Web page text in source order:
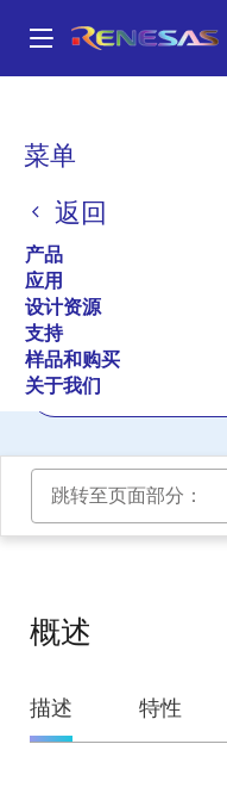
到
菜单
返回
产品
应用
设计资源
支持
样品和购买
关于我们
面
屑
VersaClock
5P49V6965-
跳转至页面部分：
概述
概
述
描述 特性